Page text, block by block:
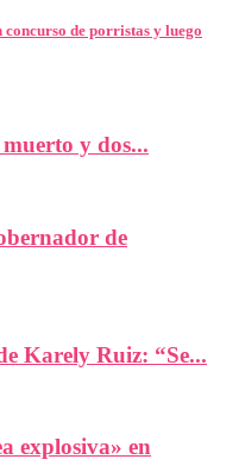
concurso de porristas y luego
y dos...
de
Karely Ruiz: “Se...
explosiva» en